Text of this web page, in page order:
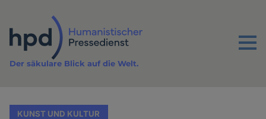
Inhalt
Menu
Der säkulare Blick auf die Welt.
KUNST UND KULTUR